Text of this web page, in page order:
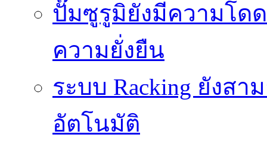
ปั๊มซูรูมิยังมีความโด
ความยั่งยืน
ระบบ Racking ยังส
อัตโนมัติ